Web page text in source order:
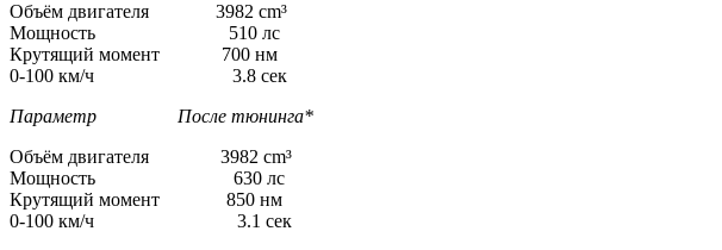
Объём двигателя 3982 cm³
Мощность 510 лс
Крутящий момент 700 нм
0-100 км/ч 3.8 сек
Параметр После тюнинга*
Объём двигателя 3982 cm³
Мощность 630 лс
Крутящий момент 850 нм
0-100 км/ч 3.1 сек